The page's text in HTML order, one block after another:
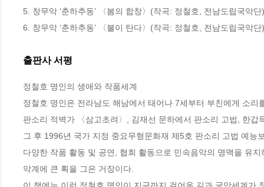
5. 창무악 ‘춘하추동’ 〈봄의 합창〉(작곡: 정철호, 전남도립국악단)
6. 창무악 ‘춘하추동’ 〈불이 탄다〉(작곡: 정철호, 전남도립국악단)
출판사 서평
정철호 명인의 생애와 작품세계
정철호 명인은 전라남도 해남에서 태어나 7세부터 부친에게 소
판소리 적벽가 〈삼고초려〉, 김재선 문하에서 판소리 고법, 한갑
그 후 1996년 국가 지정 중요무형문화재 제5호 판소리 고법 예능
다양한 작품 활동 및 공연, 협회 활동으로 민속음악의 명맥을 유
악계에 큰 획을 그은 거장이다.